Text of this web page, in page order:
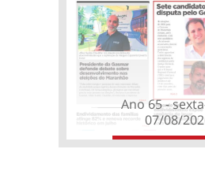
Ano 65 -
07/08/